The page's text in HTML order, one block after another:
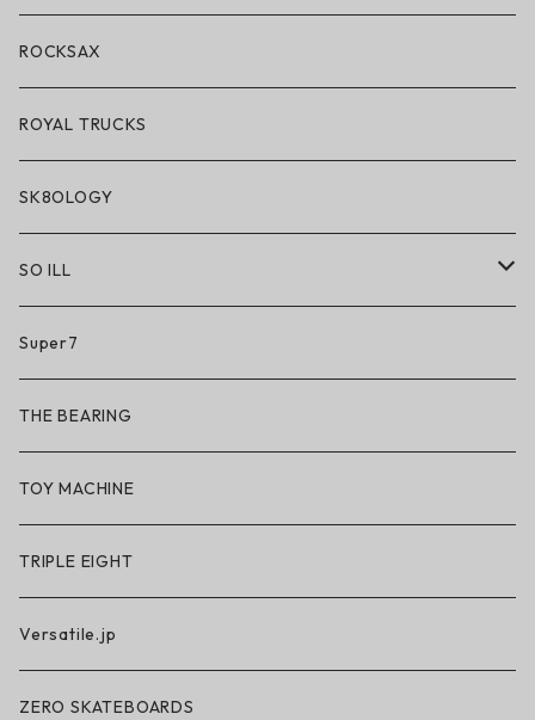
アクセサリー・小物
ROCKSAX
ROYAL TRUCKS
SK8OLOGY
SO ILL
So iLL
So iLL × ON THE ROAM
BN3TH × So iLL × ON THE ROAM
Super7
THE BEARING
TOY MACHINE
TRIPLE EIGHT
Versatile.jp
ZERO SKATEBOARDS